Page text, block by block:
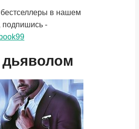
в нашем
подпишись -
дьяволом